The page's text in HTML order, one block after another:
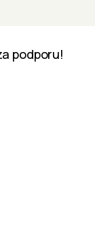
podporu!